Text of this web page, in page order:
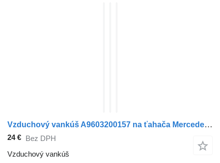
Vzduchový vankúš A9603200157 na ťahača Mercedes-Benz ACTROS MP4
24 € Bez DPH
Vzduchový vankúš